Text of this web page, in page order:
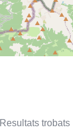
Resultats trobats